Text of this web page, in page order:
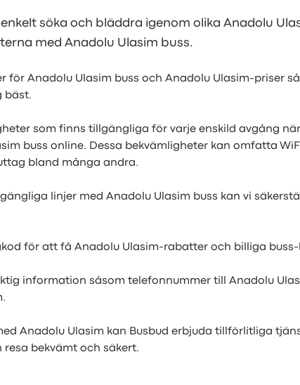
söka och bläddra igenom olika Anadolu
med Anadolu Ulasim buss.
för Anadolu Ulasim buss och Anadolu Ulasim-priser
bäst.
som finns tillgängliga för varje enskild avgång
buss online. Dessa bekvämligheter kan omfatta
bland många andra.
linjer med Anadolu Ulasim buss kan vi
för att få Anadolu Ulasim-rabatter och billiga
information såsom telefonnummer till Anadolu
Anadolu Ulasim kan Busbud erbjuda tillförlitliga
resa bekvämt och säkert.